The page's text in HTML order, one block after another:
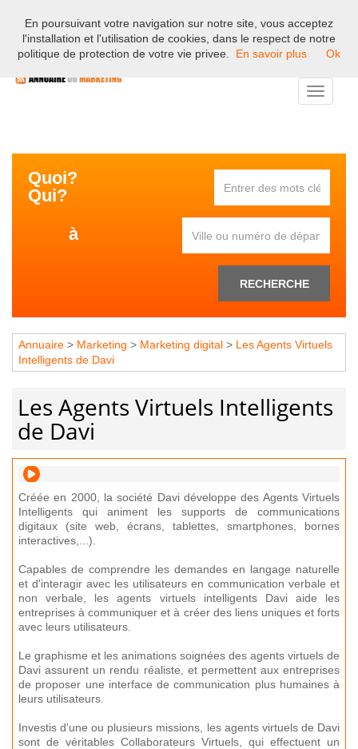
Bienvenue sur l'annuaire professionnel du marketing et de la
communication en France.
Toggle
Quoi?
Qui?
à
RECHERCHE
Annuaire > Marketing > Marketing digital > Les Agents Virtuels
Intelligents de Davi
Les Agents Virtuels Intelligents
de Davi
Créée en 2000, la société Davi développe des Agents Virtuels
Intelligents qui animent les supports de communications
digitaux (site web, écrans, tablettes, smartphones, bornes
interactives,...).
Capables de comprendre les demandes en langage naturelle
et d'interagir avec les utilisateurs en communication verbale et
non verbale, les agents virtuels intelligents Davi aide les
entreprises à communiquer et à créer des liens uniques et forts
avec leurs utilisateurs.
Le graphisme et les animations soignées des agents virtuels de
Davi assurent un rendu réaliste, et permettent aux entreprises
de proposer une interface de communication plus humaines à
leurs utilisateurs.
Investis d'une ou plusieurs missions, les agents virtuels de Davi
sont de véritables Collaborateurs Virtuels, qui effectuent un
En poursuivant votre navigation sur notre site, vous acceptez
l'installation et l'utilisation de cookies, dans le respect de notre
politique de protection de votre vie privee.
En savoir plus Ok